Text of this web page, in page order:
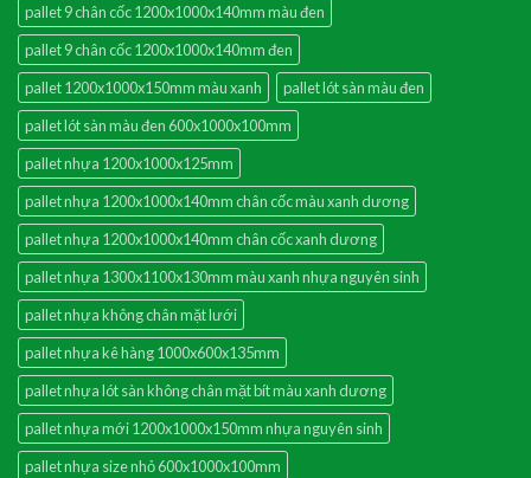
pallet 9 chân cốc 1200x1000x140mm màu đen
pallet 9 chân cốc 1200x1000x140mm đen
pallet 1200x1000x150mm màu xanh
pallet lót sàn màu đen
pallet lót sàn màu đen 600x1000x100mm
pallet nhựa 1200x1000x125mm
pallet nhựa 1200x1000x140mm chân cốc màu xanh dương
pallet nhựa 1200x1000x140mm chân cốc xanh dương
pallet nhựa 1300x1100x130mm màu xanh nhựa nguyên sinh
pallet nhựa không chân mặt lưới
pallet nhựa kê hàng 1000x600x135mm
pallet nhựa lót sàn không chân mặt bít màu xanh dương
pallet nhựa mới 1200x1000x150mm nhựa nguyên sinh
pallet nhựa size nhỏ 600x1000x100mm